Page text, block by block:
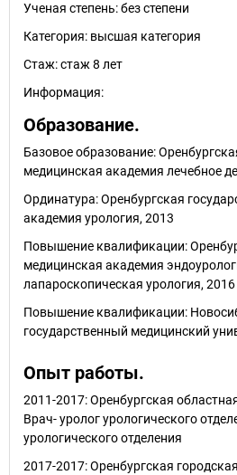
Ученая степень:без степени
Категория: высшая категория
Стаж:стаж 8 лет
Информация:
Образование.
Базовое образование:
медицинская академия лечебное
Ординатура: Оренбургская
академия урология, 2013
Повышение квалификации:
медицинская академия
лапароскопическая урология, 2016
Повышение квалификации:
государственный медицинский
Опыт работы.
2011-2017: Оренбургская
Врач- уролог урологического
урологического отделения
2017-2017: Оренбургская